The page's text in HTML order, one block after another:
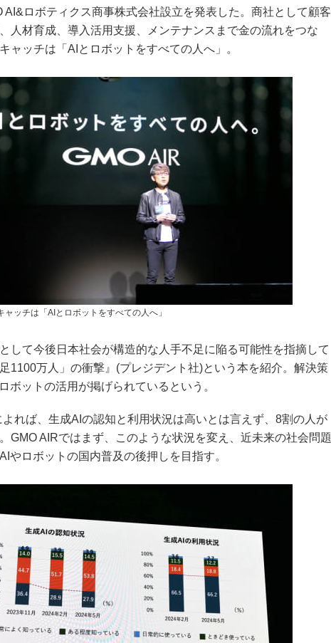
AI&ロボティクス商事株式会社設立を発表した。商社として顧客
人材育成、導入活用支援、メンテナンスまで金の流れをつな
ャッチは「AIとロボットをすべての人へ」。
ャッチは「AIとロボットをすべての人へ」
して今後日本社会が構造的な人手不足に陥る可能性を指摘して
1100万人」の衝撃』(プレジデント社)という本を紹介。解決策
ボットの活用が掲げられているという。
れば、生成AIの認知と利用状況は高いとは言えず、8割の人が
GMO AIRではまず、このような状況を変え、近未来の社会問題
やロボットの国内普及の後押しを目指す。